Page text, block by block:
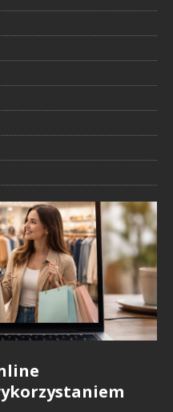
AI daje
i rynek
wskazuje
bo…
pracy?
będzie